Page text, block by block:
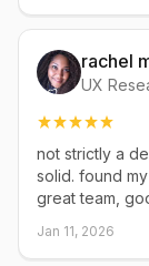
rachel
UX
not strictly a
solid. found
great team,
Jan 11, 2026